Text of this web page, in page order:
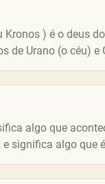
) é o deus
de Urano (o céu) e
algo que
significa algo que